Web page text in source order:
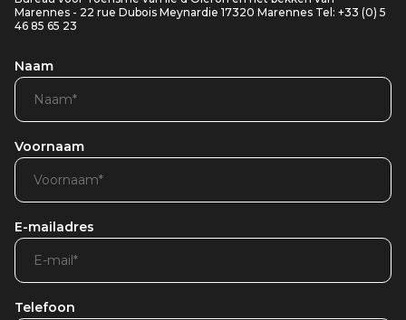
Marennes - 22 rue Dubois Meynardie 17320 Marennes Tel: +33 (0) 5
46 85 65 23
Naam
Voornaam
E-mailadres
Telefoon